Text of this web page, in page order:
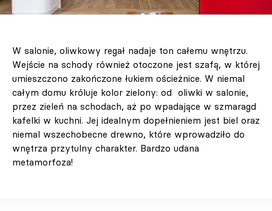
W salonie, oliwkowy regał nadaje ton całemu wnętrzu.
Wejście na schody również otoczone jest szafą, w której
umieszczono zakończone łukiem ościeżnice. W niemal
całym domu króluje kolor zielony: od oliwki w salonie,
przez zieleń na schodach, aż po wpadające w szmaragd
kafelki w kuchni. Jej idealnym dopełnieniem jest biel oraz
niemal wszechobecne drewno, które wprowadziło do
wnętrza przytulny charakter. Bardzo udana
metamorfoza!